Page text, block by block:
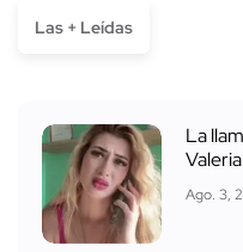
Las + Leídas
La
Ago. 3,